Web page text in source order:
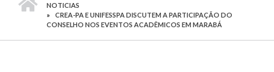
NOTICIAS
CREA-PA E UNIFESSPA DISCUTEM A PARTICIPAÇÃO DO
CONSELHO NOS EVENTOS ACADÊMICOS EM MARABÁ